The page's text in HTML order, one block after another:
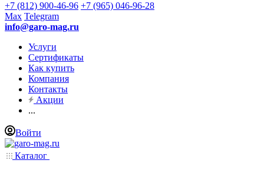
+7 (812) 900-46-96 +7 (965) 046-96-28
Max Telegram
info@garo-mag.ru
Услуги
Сертификаты
Как купить
Компания
Контакты
Акции
...
Войти
Каталог